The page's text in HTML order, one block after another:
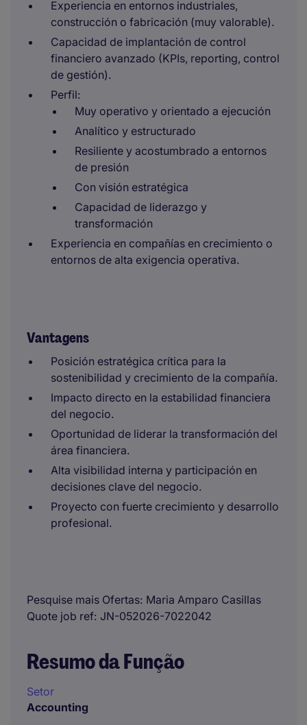
Experiencia en entornos industriales,
construcción o fabricación (muy valorable).
Capacidad de implantación de control
financiero avanzado (KPIs, reporting, control
de gestión).
Perfil:
Muy operativo y orientado a ejecución
Analítico y estructurado
Resiliente y acostumbrado a entornos
de presión
Con visión estratégica
Capacidad de liderazgo y
transformación
Experiencia en compañías en crecimiento o
entornos de alta exigencia operativa.
Vantagens
Posición estratégica crítica para la
sostenibilidad y crecimiento de la compañía.
Impacto directo en la estabilidad financiera
del negocio.
Oportunidad de liderar la transformación del
área financiera.
Alta visibilidad interna y participación en
decisiones clave del negocio.
Proyecto con fuerte crecimiento y desarrollo
profesional.
Pesquise mais Ofertas Maria Amparo Casillas
Quote job ref JN-052026-7022042
Resumo da Função
Setor
Accounting